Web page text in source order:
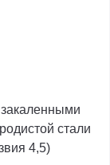
стали
4,5)